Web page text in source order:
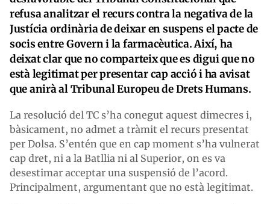
refusa analitzar el recurs contra la negativa de la
Justícia ordinària de deixar en suspens el pacte de
socis entre Govern i la farmacèutica. Així, ha
deixat clar que no comparteix que es digui que no
està legitimat per presentar cap acció i ha avisat
que anirà al Tribunal Europeu de Drets Humans.
La resolució del TC s’ha conegut aquest dimecres i,
bàsicament, no admet a tràmit el recurs presentat
per Dolsa. S’entén que en cap moment s’ha vulnerat
cap dret, ni a la Batllia ni al Superior, on es va
desestimar acceptar una suspensió de l’acord.
Principalment, argumentant que no està legitimat.